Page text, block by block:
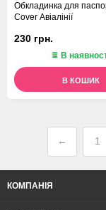
Обкладинка для
Cover Авіалінії
230 грн.
В
В КОШИК
← 1
КОМПАНІЯ